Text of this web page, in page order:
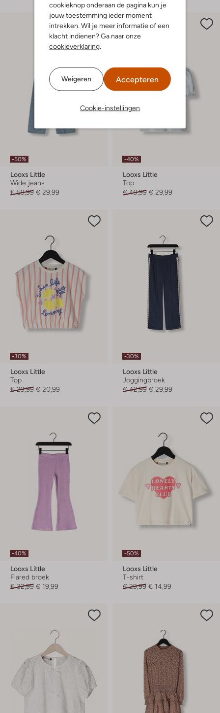
cookieknop onderaan de pagina kun je
jouw toestemming ieder moment
intrekken. Wil je meer informatie of een
klacht indienen? Ga naar onze
cookieverklaring
Weigeren Accepteren
Cookie-instellingen
-50%
Looxs Little
Wide jeans
€ 59,99 € 29,99
-40%
Looxs Little
Top
€ 49,99 € 29,99
-30%
Looxs Little
Top
€ 29,99 € 20,99
-30%
Looxs Little
Joggingbroek
€ 42,99 € 29,99
-40%
Looxs Little
Flared broek
€ 32,99 € 19,99
-50%
Looxs Little
T-shirt
€ 29,99 € 14,99